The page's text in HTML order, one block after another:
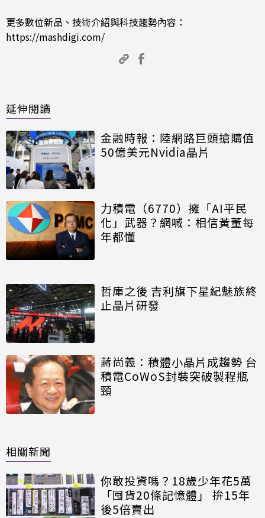
更多數位新品、技術介紹與科技趨勢內容：
https://mashdigi.com/
延伸閱讀
金融時報：陸網路巨頭搶購值
50億美元Nvidia晶片
力積電（6770）擁「AI平民
化」武器？網喊：相信黃董每
年都懂
哲庫之後 吉利旗下星紀魅族終
止晶片研發
蔣尚義：積體小晶片成趨勢 台
積電CoWoS封裝突破製程瓶
頸
相關新聞
你敢投資嗎？18歲少年花5萬
「囤貨20條記憶體」 拚15年
後5倍賣出